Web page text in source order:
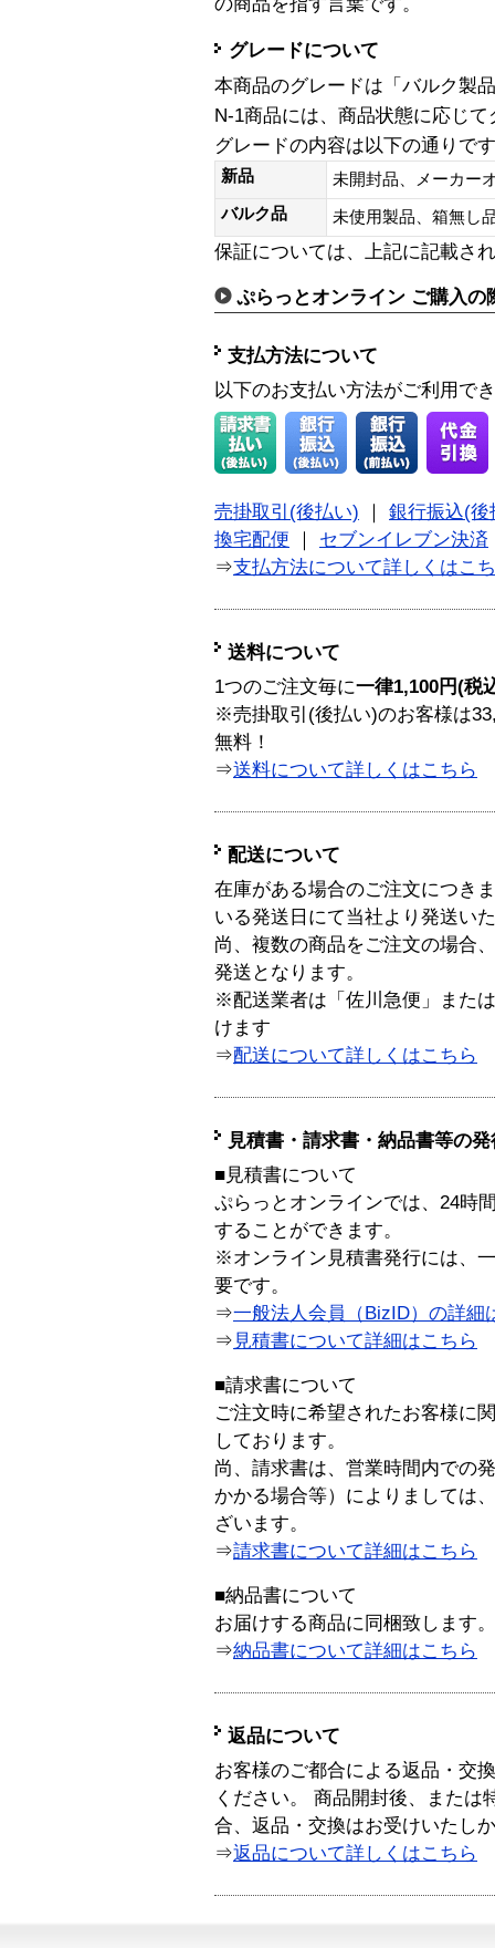
の商品を指す言葉です。
グレードについて
本商品のグレードは「バルク製
N-1商品には、商品状態に応じ
グレードの内容は以下の通りで
新品
未開封品、メーカー
バルク品
未使用製品、箱無
保証については、上記に記載さ
ぷらっとオンライン ご購入の
支払方法について
以下のお支払い方法がご利用で
売掛取引(後払い)
銀行振込(後
換宅配便
セブンイレブン決済
⇒支払方法について詳しくはこ
送料について
1つのご注文毎に一律1,100円(税
※売掛取引(後払い)のお客様は
無料！
⇒送料について詳しくはこちら
配送について
在庫がある場合のご注文につき
いる発送日にて当社より発送い
尚、複数の商品をご注文の場合
発送となります。
※配送業者は「佐川急便」また
けます
⇒配送について詳しくはこちら
見積書・請求書・納品書等の
■見積書について
ぷらっとオンラインでは、24時
することができます。
※オンライン見積書発行には、
要です。
⇒一般法人会員（BizID）の詳細
⇒ 見積書について詳細はこちら
■請求書について
ご注文時に希望されたお客様に
しております。
尚、請求書は、営業時間内での
かかる場合等）によりましては
ざいます。
⇒請求書について詳細はこちら
■納品書について
お届けする商品に同梱致します。
⇒納品書について詳細はこちら
返品について
お客様のご都合による返品・交
ください。 商品開封後、または
合、返品・交換はお受けいたし
⇒返品について詳しくはこちら